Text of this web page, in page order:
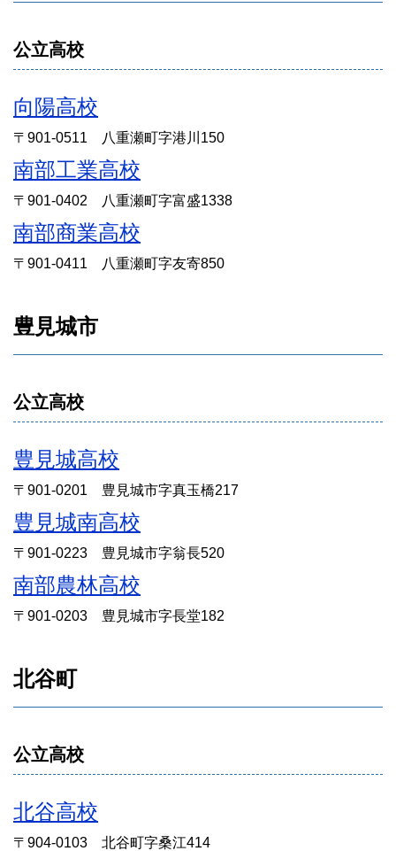
公立高校
向陽高校
〒901-0511 八重瀬町字港川150
南部工業高校
〒901-0402 八重瀬町字富盛1338
南部商業高校
〒901-0411 八重瀬町字友寄850
豊見城市
公立高校
豊見城高校
〒901-0201 豊見城市字真玉橋217
豊見城南高校
〒901-0223 豊見城市字翁長520
南部農林高校
〒901-0203 豊見城市字長堂182
北谷町
公立高校
北谷高校
〒904-0103 北谷町字桑江414